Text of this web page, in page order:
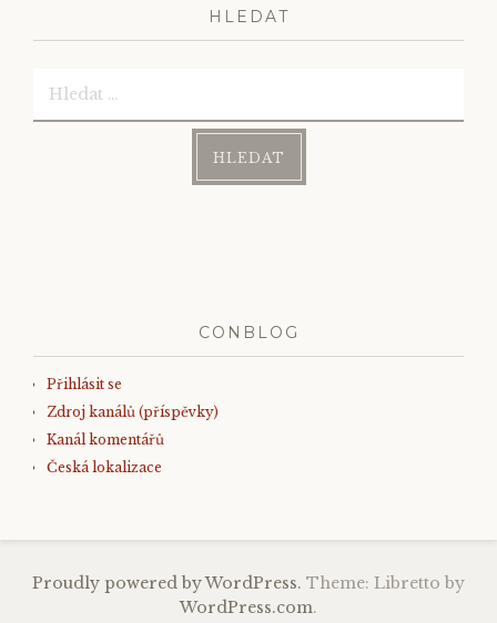
HLEDAT
CONBLOG
Přihlásit se
Zdroj kanálů (příspěvky)
Kanál komentářů
Česká lokalizace
Proudly powered by WordPress. Theme: Libretto by
WordPress.com.